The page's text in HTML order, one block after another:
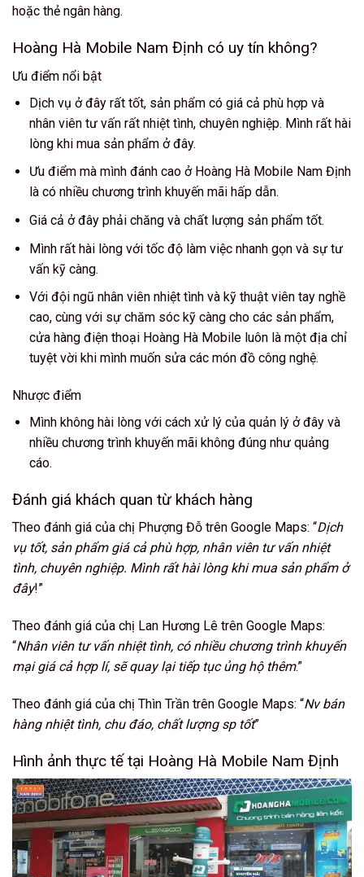
hoặc thẻ ngân hàng.
Hoàng Hà Mobile Nam Định có uy tín không?
Ưu điểm nổi bật
Dịch vụ ở đây rất tốt, sản phẩm có giá cả phù hợp và
nhân viên tư vấn rất nhiệt tình, chuyên nghiệp. Mình rất hài
lòng khi mua sản phẩm ở đây.
Ưu điểm mà mình đánh cao ở Hoàng Hà Mobile Nam Định
là có nhiều chương trình khuyến mãi hấp dẫn.
Giá cả ở đây phải chăng và chất lượng sản phẩm tốt.
Mình rất hài lòng với tốc độ làm việc nhanh gọn và sự tư
vấn kỹ càng.
Với đội ngũ nhân viên nhiệt tình và kỹ thuật viên tay nghề
cao, cùng với sự chăm sóc kỹ càng cho các sản phẩm,
cửa hàng điện thoại Hoàng Hà Mobile luôn là một địa chỉ
tuyệt vời khi mình muốn sửa các món đồ công nghệ.
Nhược điểm
Mình không hài lòng với cách xử lý của quản lý ở đây và
nhiều chương trình khuyến mãi không đúng như quảng
cáo.
Đánh giá khách quan từ khách hàng
Theo đánh giá của chị Phượng Đỗ trên Google Maps: “Dịch
vụ tốt, sản phẩm giá cả phù hợp, nhân viên tư vấn nhiệt
tình, chuyên nghiệp. Mình rất hài lòng khi mua sản phẩm ở
đây!”
Theo đánh giá của chị Lan Hương Lê trên Google Maps:
“Nhân viên tư vấn nhiệt tình, có nhiều chương trình khuyến
mại giá cả hợp lí, sẽ quay lại tiếp tục ủng hộ thêm.”
Theo đánh giá của chị Thìn Trần trên Google Maps: “Nv bán
hàng nhiệt tình, chu đáo, chất lượng sp tốt”
Hình ảnh thực tế tại Hoàng Hà Mobile Nam Định